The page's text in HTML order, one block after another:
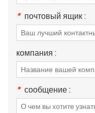
* почтовый ящик :
компания :
* сообщение :